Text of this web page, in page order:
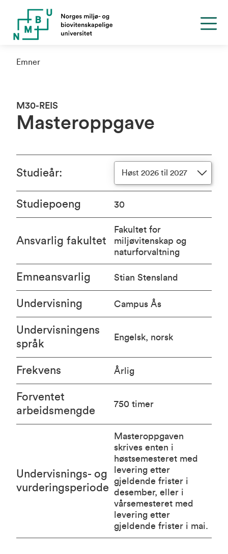
Emner
M30-REIS
Masteroppgave
Studieår: Høst 2026 til 2027
Studiepoeng 30
Ansvarlig fakultet
Fakultet for
miljøvitenskap og
naturforvaltning
Emneansvarlig Stian Stensland
Undervisning Campus Ås
Undervisningens
språk
Engelsk, norsk
Frekvens Årlig
Forventet
arbeidsmengde
750 timer
Undervisnings- og
vurderingsperiode
Masteroppgaven
skrives enten i
høstsemesteret med
levering etter
gjeldende frister i
desember, eller i
vårsemesteret med
levering etter
gjeldende frister i mai.